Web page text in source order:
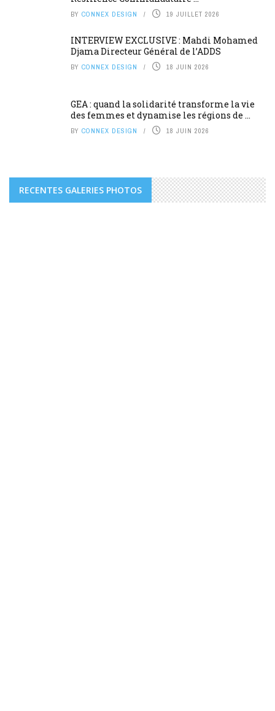
BY CONNEX DESIGN 19 JUILLET 2026
INTERVIEW EXCLUSIVE : Mahdi Mohamed
Djama Directeur Général de l’ADDS
BY CONNEX DESIGN 18 JUIN 2026
GEA : quand la solidarité transforme la vie
des femmes et dynamise les régions de ...
BY CONNEX DESIGN 18 JUIN 2026
RECENTES GALERIES PHOTOS